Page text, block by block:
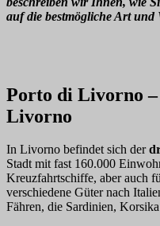
auf die bestmögliche Art und
Porto di Livorno
Livorno
In Livorno befindet sich der
Stadt mit fast 160.000
Kreuzfahrtschiffe, aber auch
verschiedene Güter nach
Fähren, die Sardinien,